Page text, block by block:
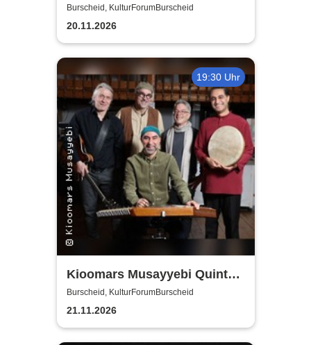
SHOW!
Burscheid, KulturForumBurscheid
20.11.2026
19:30 Uhr
Kioomars Musayyebi Quintett
- KulturForumBurscheid
Burscheid, KulturForumBurscheid
21.11.2026